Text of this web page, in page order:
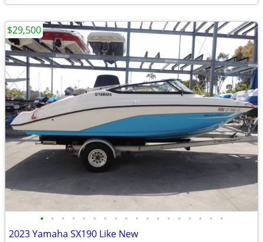
• • • • • • • • • • • • • • • • • •
2023 Yamaha SX190 Like New
$29,500